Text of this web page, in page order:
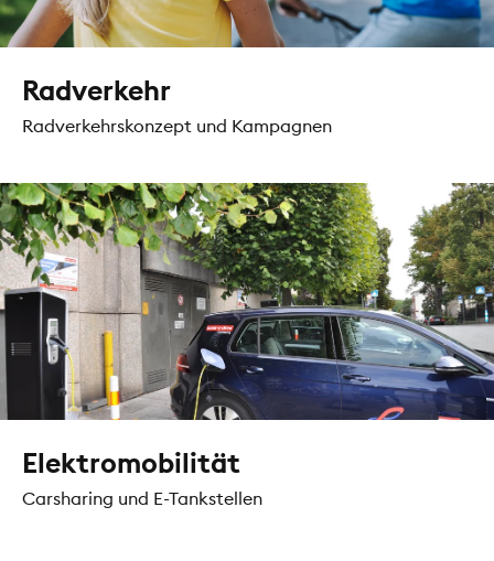
Radverkehr
Radverkehrskonzept und Kampagnen
Elektromobilität
Carsharing und E-Tankstellen